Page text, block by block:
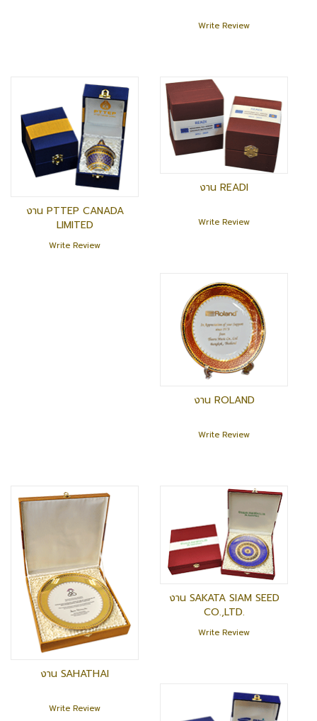
Write Review
งาน PTTEP CANADA
LIMITED
Write Review
งาน READI
Write Review
งาน ROLAND
Write Review
งาน SAHATHAI
Write Review
งาน SAKATA SIAM SEED
CO.,LTD.
Write Review